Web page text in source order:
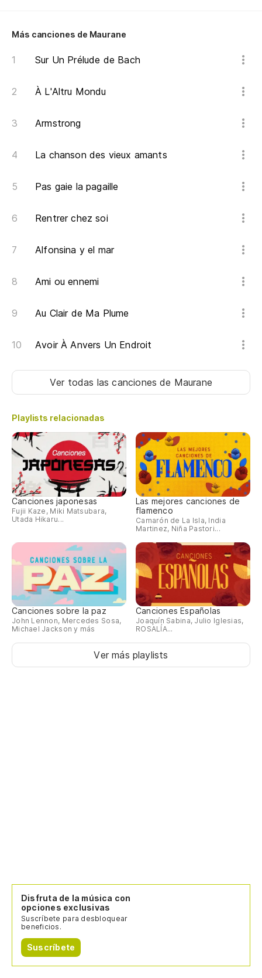
Más canciones de Maurane
Sur Un Prélude de Bach
À L'Altru Mondu
Armstrong
La chanson des vieux amants
Pas gaie la pagaille
Rentrer chez soi
Alfonsina y el mar
Ami ou ennemi
Au Clair de Ma Plume
Avoir À Anvers Un Endroit
Ver todas las cancionesde Maurane
Playlists relacionadas
Canciones japonesas
Fujii Kaze, Miki Matsubara,
Utada Hikaru...
Las mejores canciones de
flamenco
Camarón de La Isla, India
Martinez, Niña Pastori...
Canciones sobre la paz
John Lennon, Mercedes Sosa,
Michael Jackson y más
Canciones Españolas
Joaquín Sabina, Julio Iglesias,
ROSALÍA...
Ver más playlists
Disfruta de la música con
opciones exclusivas
Suscríbete para desbloquear
beneficios.
Suscríbete